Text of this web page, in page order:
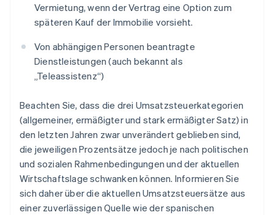
Vermietung, wenn der Vertrag eine Option zum
späteren Kauf der Immobilie vorsieht.
Von abhängigen Personen beantragte
Dienstleistungen (auch bekannt als
„Teleassistenz“)
Beachten Sie, dass die drei Umsatzsteuerkategorien
(allgemeiner, ermäßigter und stark ermäßigter Satz) in
den letzten Jahren zwar unverändert geblieben sind,
die jeweiligen Prozentsätze jedoch je nach politischen
und sozialen Rahmenbedingungen und der aktuellen
Wirtschaftslage schwanken können. Informieren Sie
sich daher über die aktuellen Umsatzsteuersätze aus
einer zuverlässigen Quelle wie der spanischen